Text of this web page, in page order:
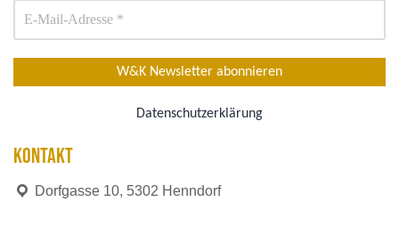
Datenschutzerklärung
KONTAKT
Dorfgasse 10, 5302 Henndorf